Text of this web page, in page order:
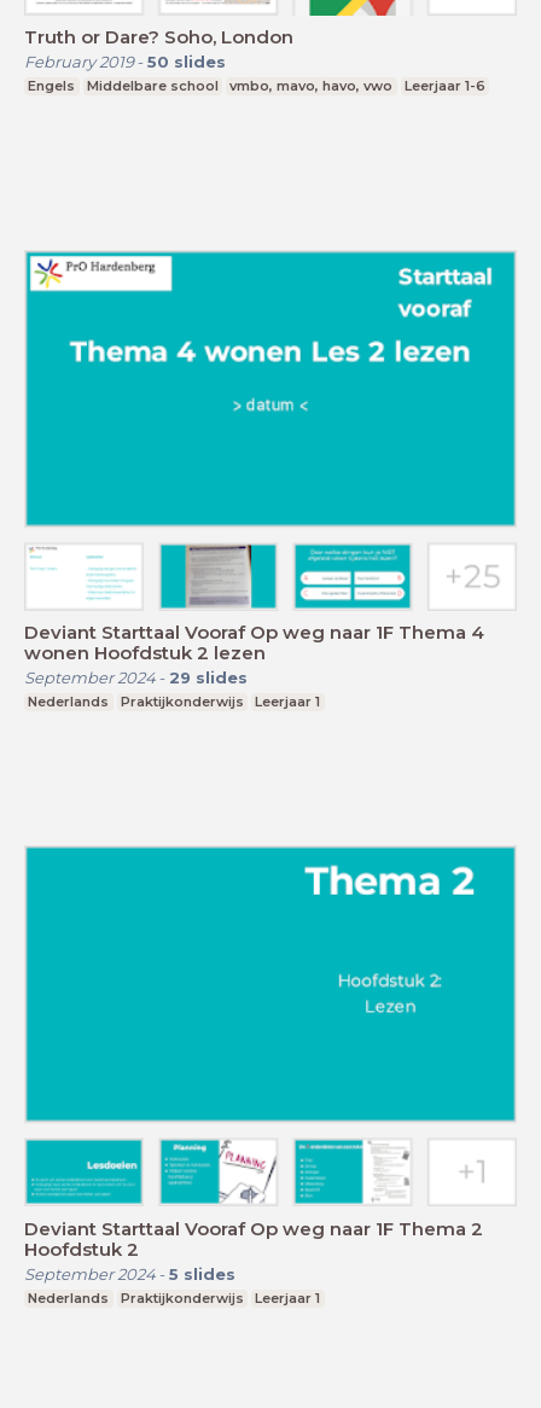
Truth or Dare? Soho, London
February 2019- 50 slides
Engels Middelbare school vmbo, mavo, havo, vwo Leerjaar 1-6
Deviant Starttaal Vooraf Op weg naar 1F Thema 4
wonen Hoofdstuk 2 lezen
September 2024- 29 slides
Nederlands Praktijkonderwijs Leerjaar 1
Deviant Starttaal Vooraf Op weg naar 1F Thema 2
Hoofdstuk 2
September 2024- 5 slides
Nederlands Praktijkonderwijs Leerjaar 1